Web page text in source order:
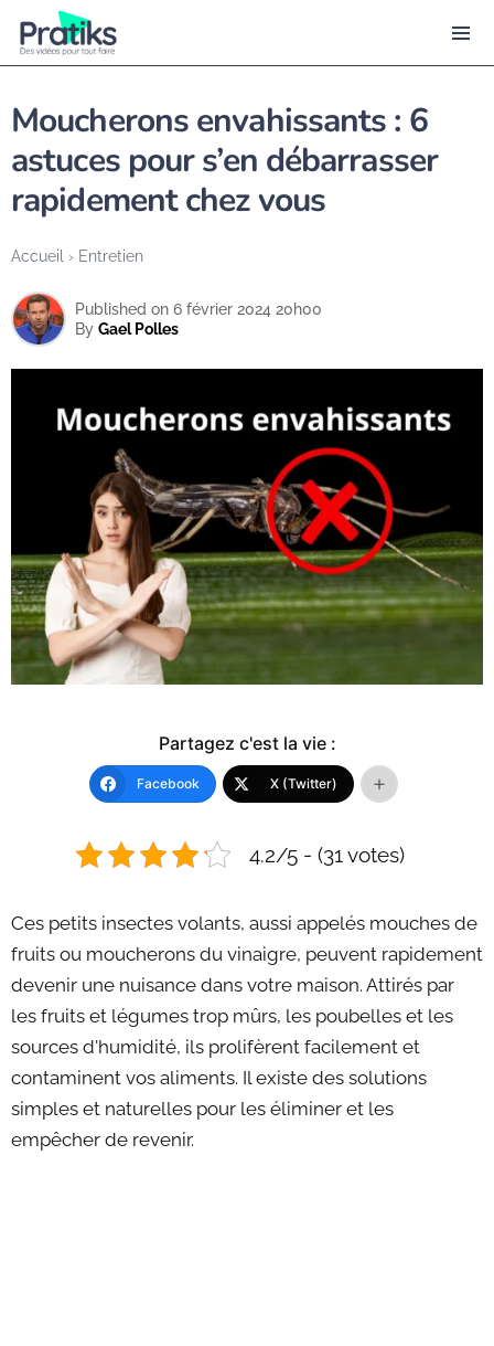
Accueil › Entretien
Moucherons envahissants : 6
astuces pour s’en débarrasser
rapidement chez vous
By Gael Polles
Published on 6 février 2024 20h00
Partagez c'est la vie :
Facebook X (Twitter)
4.2/5 - (31 votes)
Ces petits insectes volants, aussi appelés mouches de
fruits ou moucherons du vinaigre, peuvent rapidement
devenir une nuisance dans votre maison. Attirés par
les fruits et légumes trop mûrs, les poubelles et les
sources d'humidité, ils prolifèrent facilement et
contaminent vos aliments. Il existe des solutions
simples et naturelles pour les éliminer et les
empêcher de revenir.